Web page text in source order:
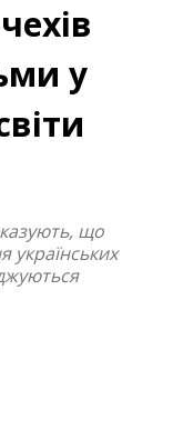
у
що
українських